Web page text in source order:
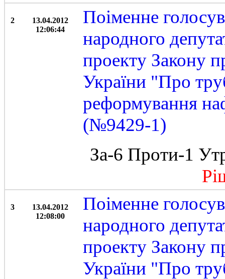
2
13.04.2012
12:06:44
Поіменне
народного
проекту Закону
України "Про
реформування
(№9429-1)
За-6 Проти-1
3
13.04.2012
12:08:00
Поіменне
народного
проекту Закону
України "Про